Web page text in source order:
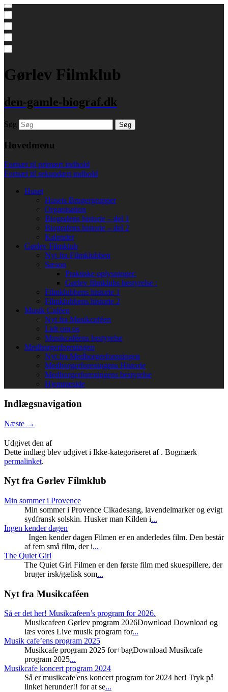
Gørlev Filmklub
den-gamle-biograf.dk
Søg
Hovedmenu
Fortsæt til primært indhold
Fortsæt til sekundært indhold
Huset
Husets Brugergrupper
Organisation
Biografens historie – del 1
Biografens historie – del 2
Kalender
Gørlev Filmklub
Nyt fra Filmklubben
Sæson
Praktiske oplysninger:
Gørlev filmklubs bestyrelse :
Filmklubbens historie 1
Filmklubbens historie 2
Musik Caféen
Nyt fra Musikcaféen
Lidt om os
Musikcaféens bestyrelse
Medborgerforeningen
Nyt fra Medborgerforeningen
Medborgerforeningens Historie
Medborgerforeningens bestyrelse
Hjemmeside
Indlægsnavigation
Næste →
Udgivet den af
Dette indlæg blev udgivet i Ikke-kategoriseret af . Bogmærk
permalinket.
Nyt fra Gørlev Filmklub
Min sommer i Provence
Min sommer i Provence Cikadesang, lavendelmarker og evigt
sydfransk solskin. Husker man Kilden i...
Ingen kender dagen
Ingen kender dagen Filmen er en anderledes film. Den består
af fem små film, der i...
The Quiet Girl
The Quiet Girl Filmen er den første film med skuespillere, der
bruger irsk/gælisk som...
Nyt fra Musikcaféen
Så er det her! Musikcafeen’s program for 2026.
Musikcafeen Gørlev program 2026Download Download og
læs vores Live musik program for...
Musik cafe’ens program 2025
Musikcafe program 2025 for+bagDownload Musikcafe
program 2025...
Musikcafe koncert program 2024
Så er musikcafe'ens koncert program for 2024 her! Tryk på
linket herunder!! for at se...